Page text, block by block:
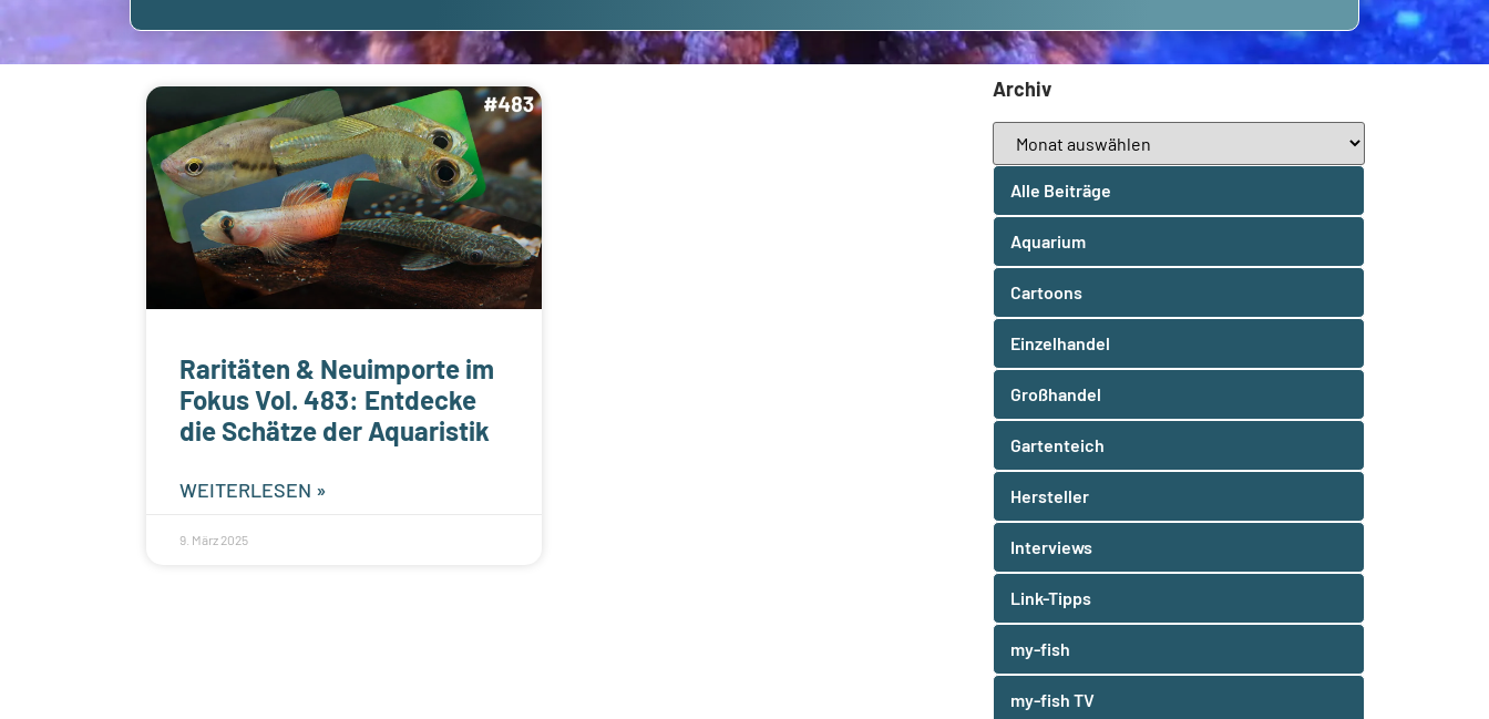
Raritäten & Neuimporte im
Fokus Vol. 483: Entdecke
die Schätze der Aquaristik
WEITERLESEN »
9. März 2025
Archiv
Alle Beiträge
Aquarium
Cartoons
Einzelhandel
Großhandel
Gartenteich
Hersteller
Interviews
Link-Tipps
my-fish
my-fish TV